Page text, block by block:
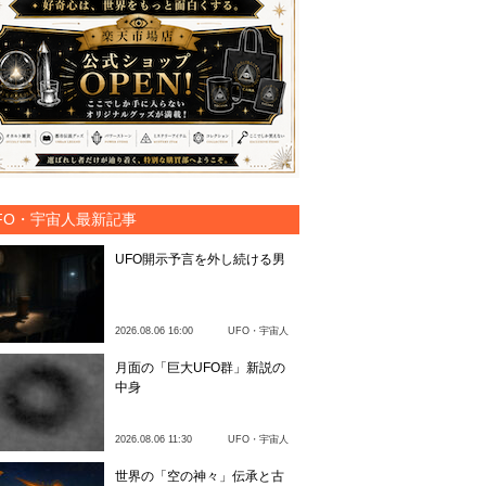
・宇宙人最新記事
UFO開示予言を外し続ける男
2026.08.06 16:00 UFO・宇宙人
月面の「巨大UFO群」新説の
中身
2026.08.06 11:30 UFO・宇宙人
世界の「空の神々」伝承と古